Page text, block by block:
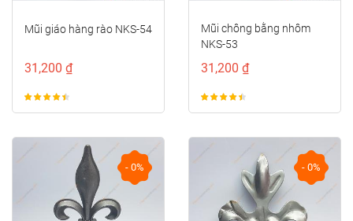
Mũi giáo hàng rào NKS-54
31,200 ₫
Mũi chông bằng nhôm
NKS-53
31,200 ₫
- 0% - 0%